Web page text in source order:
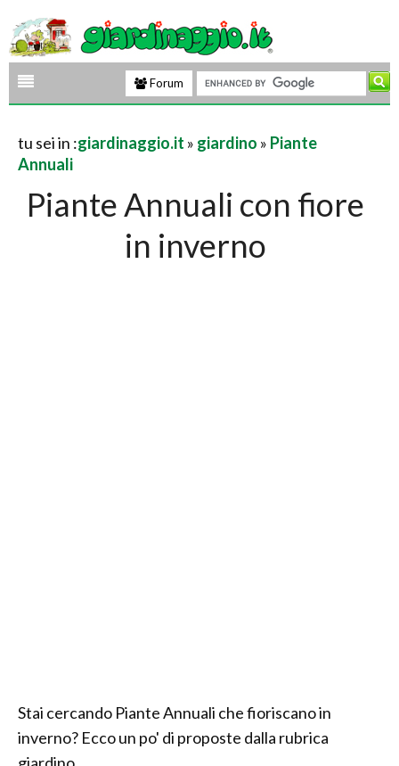
Forum
tu sei in :giardinaggio.it » giardino » Piante
Annuali
Piante Annuali con fiore
in inverno
Stai cercando Piante Annuali che fioriscano in
inverno? Ecco un po' di proposte dalla rubrica